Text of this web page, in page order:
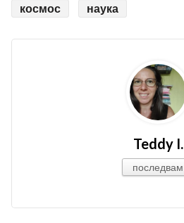
космос наука
Teddy I.
последвам